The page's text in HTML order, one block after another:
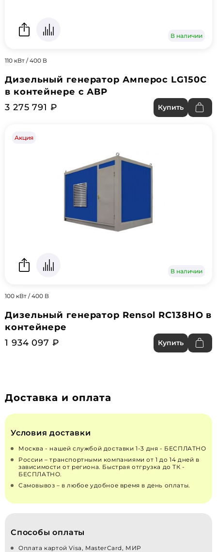
В наличии
110 кВт / 400 В
Дизельный генератор Амперос LG150C
в контейнере с АВР
3 275 791 ₽
Купить
Акция
В наличии
100 кВт / 400 В
Дизельный генератор Rensol RC138HO в
контейнере
1 934 097 ₽
Купить
Доставка и оплата
Условия доставки
Москва - нашей службой доставки 1-3 дня - БЕСПЛАТНО
России – транспортными компаниями от 1 до 14 дней в
зависимости от региона. Быстрая отгрузка до ТК -
БЕСПЛАТНО.
Самовывоз – в любое удобное время в день оплаты.
Способы оплаты
Оплата картой Visa, MasterCard, МИР